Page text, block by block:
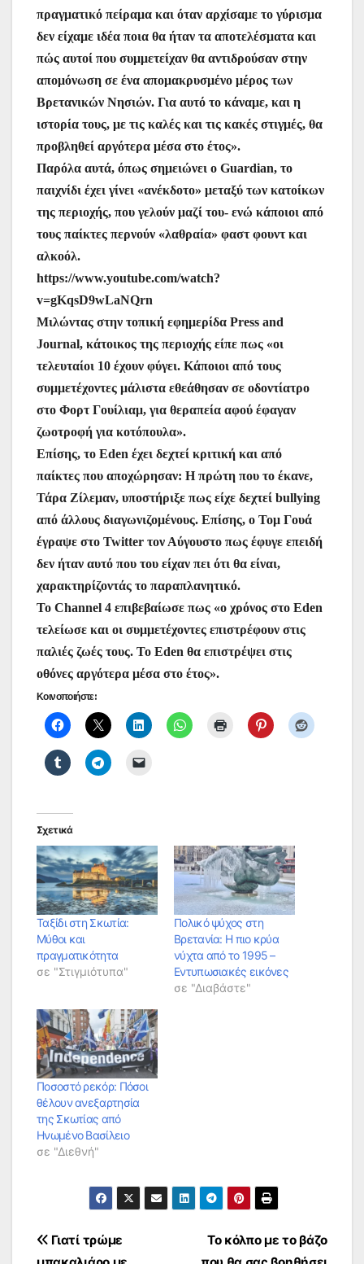
πραγματικό πείραμα και όταν αρχίσαμε το γύρισμα
δεν είχαμε ιδέα ποια θα ήταν τα αποτελέσματα και
πώς αυτοί που συμμετείχαν θα αντιδρούσαν στην
απομόνωση σε ένα απομακρυσμένο μέρος των
Βρετανικών Νησιών. Για αυτό το κάναμε, και η
ιστορία τους, με τις καλές και τις κακές στιγμές, θα
προβληθεί αργότερα μέσα στο έτος».
Παρόλα αυτά, όπως σημειώνει ο Guardian, το
παιχνίδι έχει γίνει «ανέκδοτο» μεταξύ των κατοίκων
της περιοχής, που γελούν μαζί του- ενώ κάποιοι από
τους παίκτες περνούν «λαθραία» φαστ φουντ και
αλκοόλ.
https://www.youtube.com/watch?
v=gKqsD9wLaNQrn
Μιλώντας στην τοπική εφημερίδα Press and
Journal, κάτοικος της περιοχής είπε πως «οι
τελευταίοι 10 έχουν φύγει. Κάποιοι από τους
συμμετέχοντες μάλιστα εθεάθησαν σε οδοντίατρο
στο Φορτ Γουίλιαμ, για θεραπεία αφού έφαγαν
ζωοτροφή για κοτόπουλα».
Επίσης, το Eden έχει δεχτεί κριτική και από
παίκτες που αποχώρησαν: Η πρώτη που το έκανε,
Τάρα Ζίλεμαν, υποστήριξε πως είχε δεχτεί bullying
από άλλους διαγωνιζομένους. Επίσης, ο Τομ Γουά
έγραψε στο Twitter τον Αύγουστο πως έφυγε επειδή
δεν ήταν αυτό που του είχαν πει ότι θα είναι,
χαρακτηρίζοντάς το παραπλανητικό.
Το Channel 4 επιβεβαίωσε πως «ο χρόνος στο Eden
τελείωσε και οι συμμετέχοντες επιστρέφουν στις
παλιές ζωές τους. Το Eden θα επιστρέψει στις
οθόνες αργότερα μέσα στο έτος».
Κοινοποιήστε:
Σχετικά
Ταξίδι στη Σκωτία:
Μύθοι και
πραγματικότητα
σε "Στιγμιότυπα"
Πολικό ψύχος στη
Βρετανία: Η πιο κρύα
νύχτα από το 1995 –
Εντυπωσιακές εικόνες
σε "Διαβάστε"
Ποσοστό ρεκόρ: Πόσοι
θέλουν ανεξαρτησία
της Σκωτίας από
Ηνωμένο Βασίλειο
σε "Διεθνή"
Πλοήγηση
Το κόλπο με το βάζο
Γιατί τρώμε